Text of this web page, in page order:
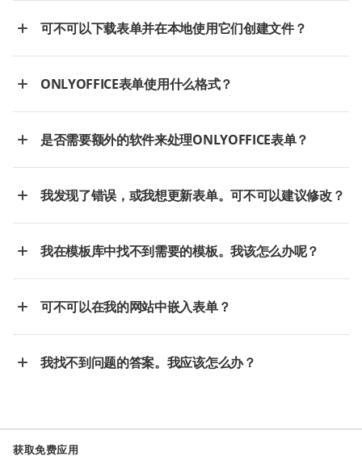
可不可以下载表单并在本地使用它们创建文件？
ONLYOFFICE表单使用什么格式？
是否需要额外的软件来处理ONLYOFFICE表单？
我发现了错误，或我想更新表单。可不可以建议修改？
我在模板库中找不到需要的模板。我该怎么办呢？
可不可以在我的网站中嵌入表单？
我找不到问题的答案。我应该怎么办？
获取免费应用